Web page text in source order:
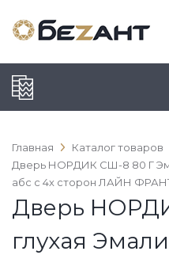
Главная Каталог товаров
Дверь НОРДИК СШ-8 80 Г
абс с 4х сторон ЛАЙН
Дверь
глухая